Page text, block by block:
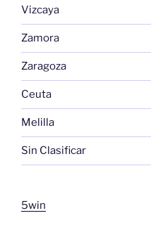
Vizcaya
Zamora
Zaragoza
Ceuta
Melilla
Sin Clasificar
5win